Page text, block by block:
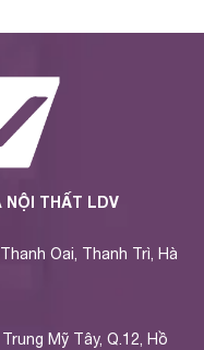
NỘI THẤT LDV
Oai, Thanh Trì, Hà
Mỹ Tây, Q.12, Hồ